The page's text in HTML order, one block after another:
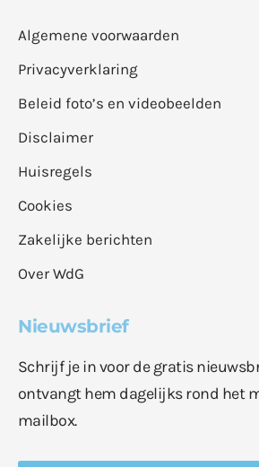
Algemene voorwaarden
Privacyverklaring
Beleid foto’s en videobeelden
Disclaimer
Huisregels
Cookies
Zakelijke berichten
Over WdG
Nieuwsbrief
Schrijf je in voor de gratis
ontvangt hem dagelijks rond het
mailbox.